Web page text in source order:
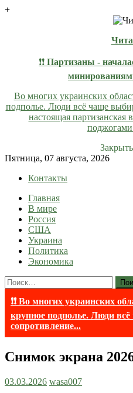
+
❗❗ Партизаны -
Во многих украинских
подполье. Люди всё чаще
настоящая
Закрыть
Skip
content
Пятница, 07 августа, 2026
Контакты
lentaruss
lentaruss — Новости
Главная
В мире
Россия
США
Украина
Политика
Экономика
Найти:
❗❗ Во многих украинских
крупное подполье. Люди
сопротивление...
Снимок экрана
03.03.2026 wasa007